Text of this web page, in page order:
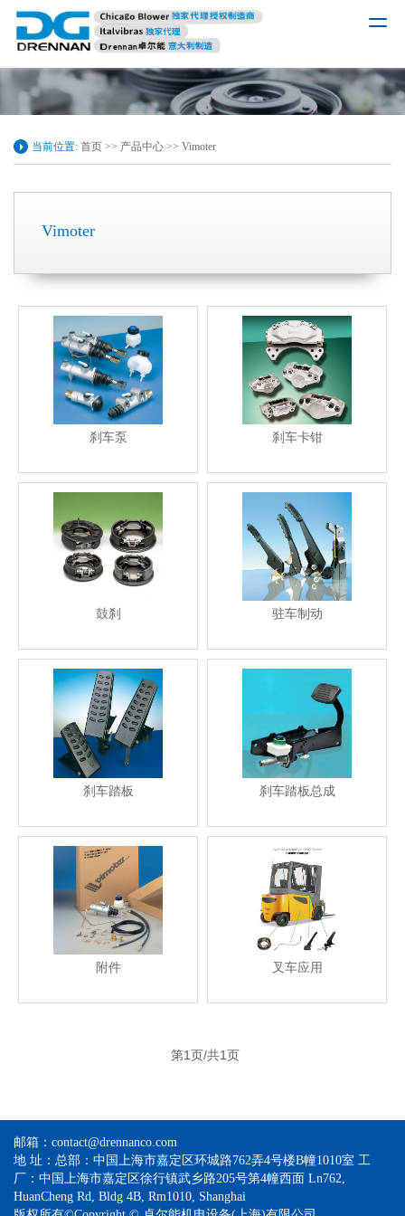
当前位置: 首页 >> 产品中心 >> Vimoter
Vimoter
刹车泵 刹车卡钳
鼓刹 驻车制动
刹车踏板 刹车踏板总成
附件 叉车应用
第1页/共1页
邮箱：contact@drennanco.com
地 址：总部：中国上海市嘉定区环城路762弄4号楼B幢1010室 工
厂：中国上海市嘉定区徐行镇武乡路205号第4幢西面 Ln762,
HuanCheng Rd, Bldg 4B, Rm1010, Shanghai